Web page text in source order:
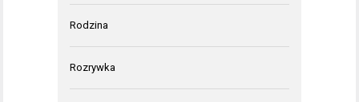
Rodzina
Rozrywka